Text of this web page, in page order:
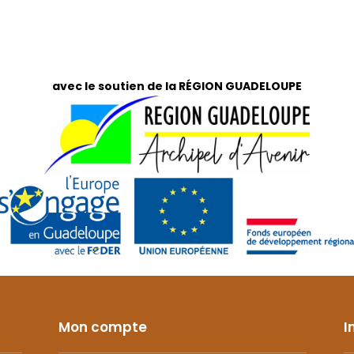
avec le soutien de la RÉGION GUADELOUPE
Mon compte